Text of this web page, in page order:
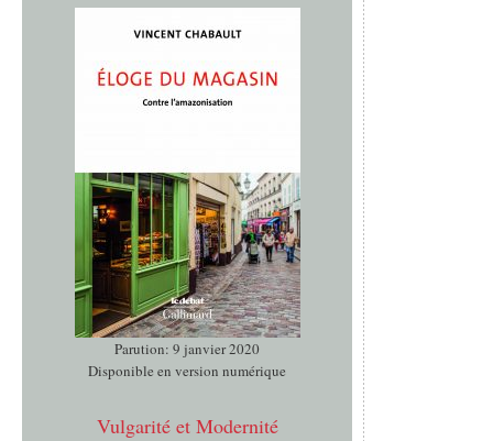
Parution: 9 janvier 2020
Disponible en version numérique
Vulgarité et Modernité